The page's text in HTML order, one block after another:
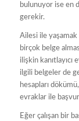
bulunuyor ise en
gerekir.
Ailesi ile
birçok belge
ilişkin kanıtlayıcı
ilgili belgeler de
hesapları
evraklar ile
Eğer çalışan bir